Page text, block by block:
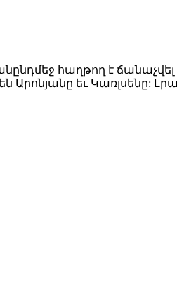
հաղթող է ճանաչվել
եւ Կառլսենը: